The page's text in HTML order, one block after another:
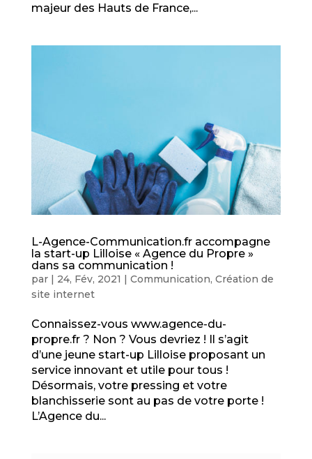
majeur des Hauts de France,...
L-Agence-Communication.fr accompagne
la start-up Lilloise « Agence du Propre »
dans sa communication !
par | 24, Fév, 2021 | Communication, Création de
site internet
Connaissez-vous www.agence-du-
propre.fr ? Non ? Vous devriez ! Il s’agit
d’une jeune start-up Lilloise proposant un
service innovant et utile pour tous !
Désormais, votre pressing et votre
blanchisserie sont au pas de votre porte !
L’Agence du...